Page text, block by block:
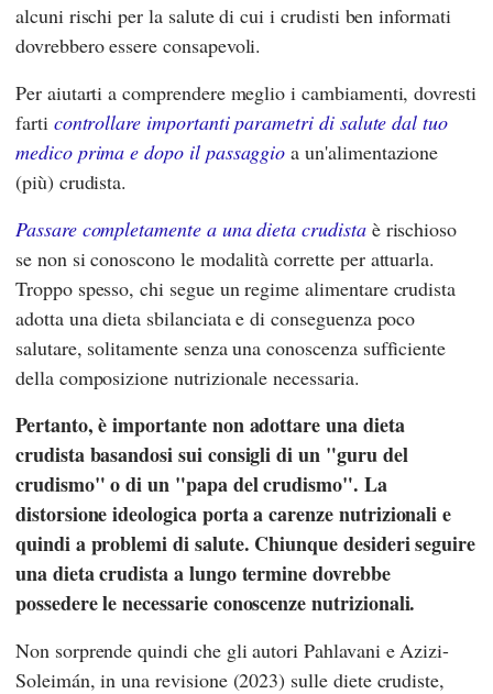
alcuni rischi per la salute di cui i crudisti ben informati
dovrebbero essere consapevoli.
Per aiutarti a comprendere meglio i cambiamenti, dovresti
farti controllare importanti parametri di salute dal tuo
medico prima e dopo il passaggio a un'alimentazione
(più) crudista.
Passare completamente a una dieta crudistaè rischioso
se non si conoscono le modalità corrette per attuarla.
Troppo spesso, chi segue un regime alimentare crudista
adotta una dieta sbilanciata e di conseguenza poco
salutare, solitamente senza una conoscenza sufficiente
della composizione nutrizionale necessaria.
Pertanto, è importante non adottare una dieta
crudista basandosi sui consigli di un "guru del
crudismo" o di un "papa del crudismo". La
distorsione ideologica porta a carenze nutrizionali e
quindi a problemi di salute. Chiunque desideri seguire
una dieta crudista a lungo termine dovrebbe
possedere le necessarie conoscenze nutrizionali.
Non sorprende quindi che gli autoriPahlavani e Azizi-
Soleimán, in una revisione (2023) sulle diete crudiste,